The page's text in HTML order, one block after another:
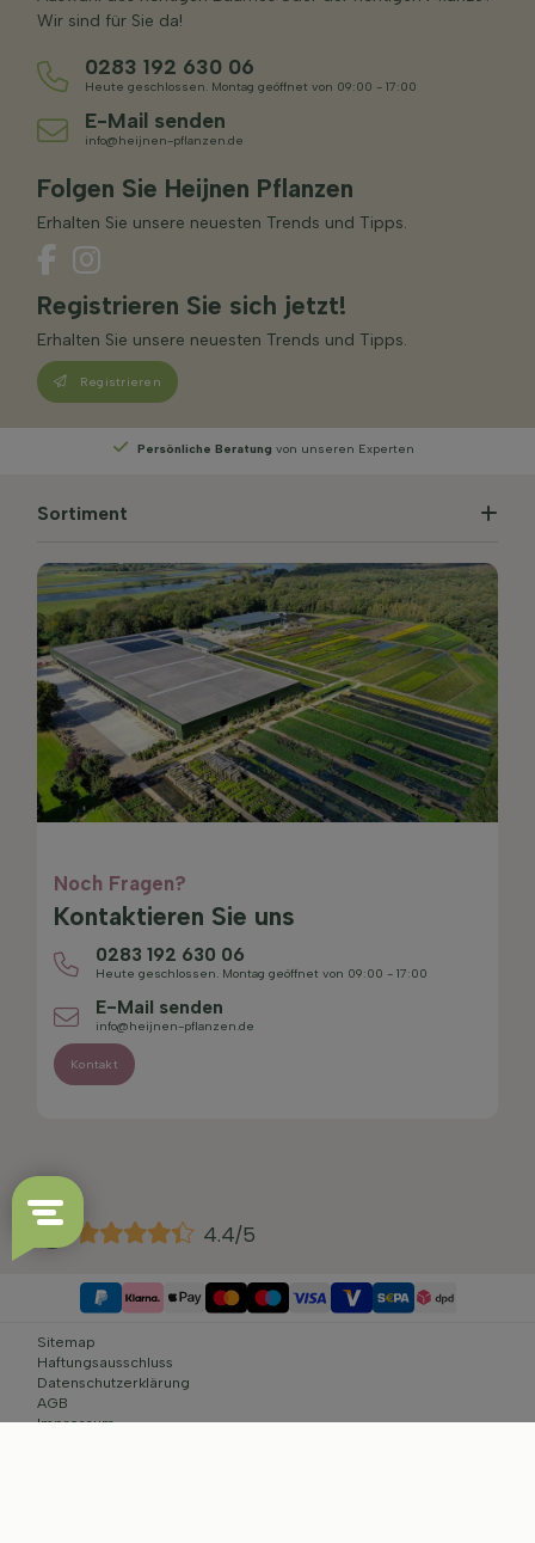
Wir sind für Sie da!
0283 192 630 06
Heute geschlossen. Montag geöffnet von 09:00 - 17:00
E-Mail senden
info@heijnen-pflanzen.de
Folgen Sie Heijnen Pflanzen
Erhalten Sie unsere neuesten Trends und Tipps.
Registrieren Sie sich jetzt!
Erhalten Sie unsere neuesten Trends und Tipps.
Registrieren
Persönliche Beratungvon unseren Experten
Sortiment
Noch Fragen?
Kontaktieren Sie uns
0283 192 630 06
Heute geschlossen. Montag geöffnet von 09:00 - 17:00
E-Mail senden
info@heijnen-pflanzen.de
Kontakt
4.4/5
Sitemap
Haftungsausschluss
Datenschutzerklärung
AGB
Impressum